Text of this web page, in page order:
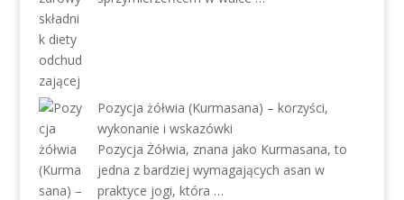
Pozycja żółwia (Kurmasana) – korzyści,
wykonanie i wskazówki
Pozycja Żółwia, znana jako Kurmasana, to
jedna z bardziej wymagających asan w
praktyce jogi, która …